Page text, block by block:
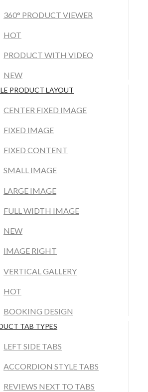
360° PRODUCT VIEWER
HOT
PRODUCT WITH VIDEO
NEW
PRODUCT LAYOUT
CENTER FIXED IMAGE
FIXED IMAGE
FIXED CONTENT
SMALL IMAGE
LARGE IMAGE
FULL WIDTH IMAGE
NEW
IMAGE RIGHT
VERTICAL GALLERY
HOT
BOOKING DESIGN
TAB TYPES
LEFT SIDE TABS
ACCORDION STYLE TABS
REVIEWS NEXT TO TABS